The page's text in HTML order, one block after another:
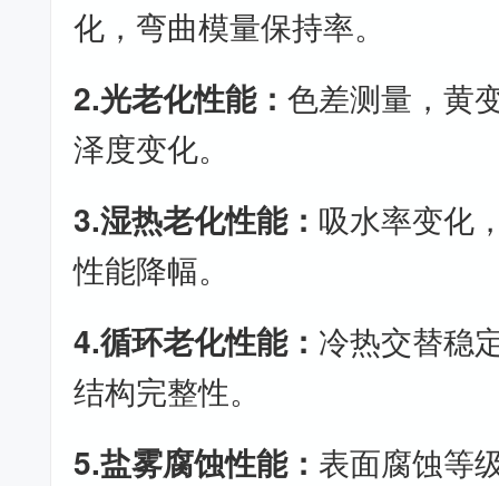
化，弯曲模量保持率。
2.光老化性能：色差测量，黄
泽度变化。
3.湿热老化性能： 吸水率变化
性能降幅。
4.循环老化性能： 冷热交替稳
结构完整性。
5.盐雾腐蚀性能： 表面腐蚀等